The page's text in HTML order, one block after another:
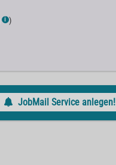
ℹ )
JobMail Service anlegen!